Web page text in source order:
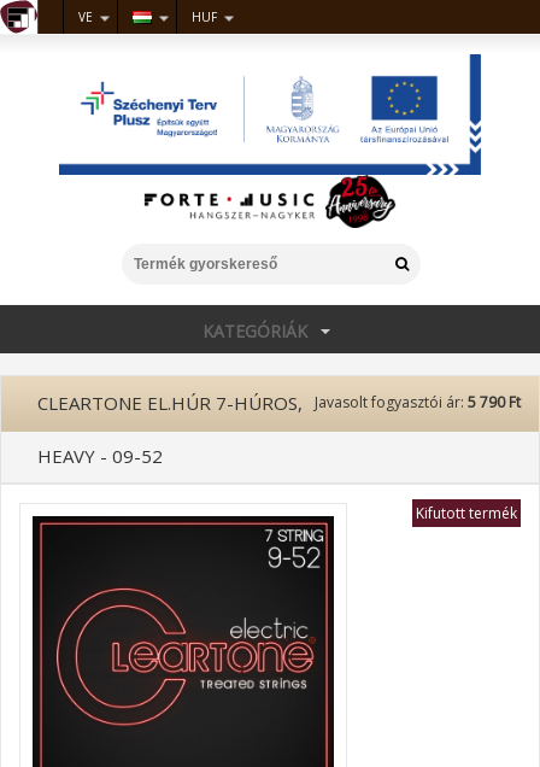
VE HUF
KATEGÓRIÁK
Javasolt fogyasztói ár: 5 790 Ft
CLEARTONE EL.HÚR 7-HÚROS,
HEAVY - 09-52
Kifutott termék